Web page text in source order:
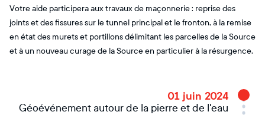
Votre aide participera aux travaux de maçonnerie : reprise des
joints et des fissures sur le tunnel principal et le fronton, à la remise
en état des murets et portillons délimitant les parcelles de la Source
et à un nouveau curage de la Source en particulier à la résurgence.
01 juin 2024
Géoévénement autour de la pierre et de l'eau